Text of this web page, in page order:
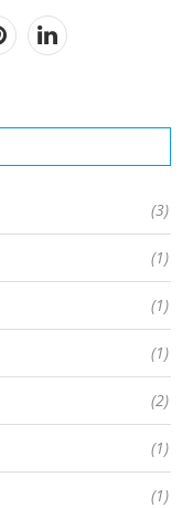
(3)
(1)
(1)
(1)
(2)
(1)
(1)